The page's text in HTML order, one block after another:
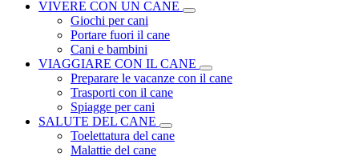
VIVERE CON UN CANE
Giochi per cani
Portare fuori il cane
Cani e bambini
VIAGGIARE CON IL CANE
Preparare le vacanze con il cane
Trasporti con il cane
Spiagge per cani
SALUTE DEL CANE
Toelettatura del cane
Malattie del cane